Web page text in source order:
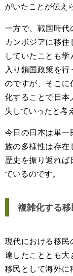
がいたことが伝え
一方で、戦国時代
カンボジアに移
していたことも
入り鎖国政策を
のですが、そこ
化することで日
失していったと考
今日の日本は単
族の多様性は存在
歴史を振り返れ
ているのです。
複雑化する
現代における移
達したこととも
移民として海外に